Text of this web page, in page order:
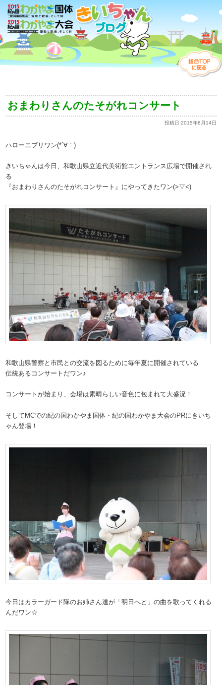
おまわりさんのたそがれコンサート
投稿日:2015年8月14日
ハローエブリワン(*´∀｀)
きいちゃんは今日、和歌山県立近代美術館エントランス広場で開催され
る
『おまわりさんのたそがれコンサート』にやってきたワン(>▽<)
和歌山県警察と市民との交流を図るために毎年夏に開催されている
伝統あるコンサートだワン♪
コンサートが始まり、会場は素晴らしい音色に包まれて大盛況！
そしてMCでの紀の国わかやま国体・紀の国わかやま大会のPRにきいち
ゃん登場！
今日はカラーガード隊のお姉さん達が「明日へと」の曲を歌ってくれる
んだワン☆